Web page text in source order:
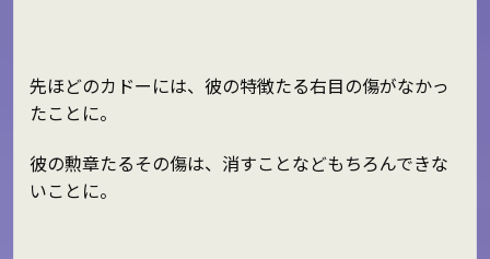
先ほどのカドーには、彼の特徴たる右目の傷がなかっ
たことに。
彼の勲章たるその傷は、消すことなどもちろんできな
いことに。